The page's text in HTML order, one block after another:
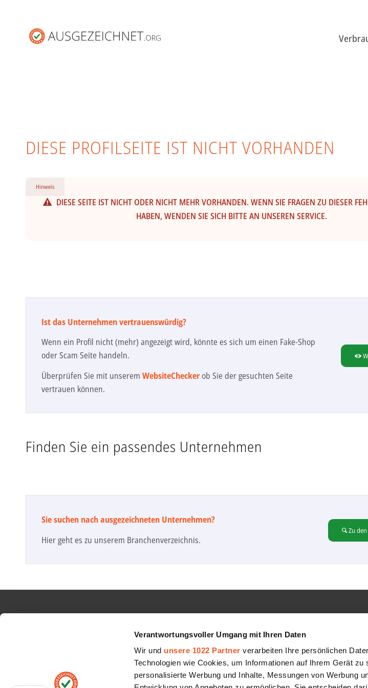
Verantwortungsvoller Umgang mit Ihren Daten
Wir und unsere 1022 Partner verarbeiten Ihre persönlichen
Technologien wie Cookies, um Informationen auf Ihrem Gerät
personalisierte Werbung und Inhalte, Messungen von Werbung
DIESE PROFILSEITE IST NICHT VORHANDEN
Hinweis
DIESE SEITE IST NICHT ODER NICHT MEHR VORHANDEN. WENN SIE FRAGEN ZU DIESER
HABEN, WENDEN SIE SICH BITTE AN UNSEREN SERVICE.
Ist das Unternehmen vertrauenswürdig?
Wenn ein Profil nicht (mehr) angezeigt wird, könnte es sich um einen Fake-Shop
oder Scam Seite handeln.
Überprüfen Sie mit unserem WebsiteCheckerob Sie der gesuchten Seite
vertrauen können.
Finden Sie ein passendes Unternehmen
Sie suchen nach ausgezeichneten Unternehmen?
Hier geht es zu unserem Branchenverzeichnis.
Zu
Schlichtungsverfahren
Jobs
Partner